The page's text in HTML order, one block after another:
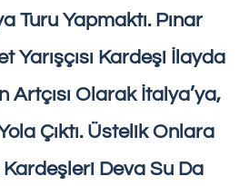
Turu Yapmaktı. Pınar
Yarışçısı Kardeşi İlayda
Artçısı Olarak İtalya’ya,
Çıktı. Üstelik Onlara
Kardeşleri Deva Su Da